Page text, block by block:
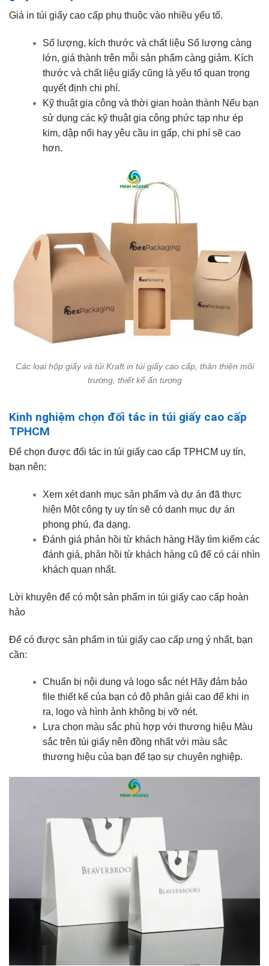
Giá in túi giấy cao cấp phụ thuộc vào nhiều yếu tố.
Số lượng, kích thước và chất liệu Số lượng càng
lớn, giá thành trên mỗi sản phẩm càng giảm. Kích
thước và chất liệu giấy cũng là yếu tố quan trọng
quyết định chi phí.
Kỹ thuật gia công và thời gian hoàn thành Nếu bạn
sử dụng các kỹ thuật gia công phức tạp như ép
kim, dập nổi hay yêu cầu in gấp, chi phí sẽ cao
hơn.
Các loại hộp giấy và túi Kraft in túi giấy cao cấp, thân thiện môi
trường, thiết kế ấn tượng
Kinh nghiệm chọn đối tác in túi giấy cao cấp
TPHCM
Để chọn được đối tác in túi giấy cao cấp TPHCM uy tín,
bạn nên:
Xem xét danh mục sản phẩm và dự án đã thực
hiện Một công ty uy tín sẽ có danh mục dự án
phong phú, đa dạng.
Đánh giá phản hồi từ khách hàng Hãy tìm kiếm các
đánh giá, phản hồi từ khách hàng cũ để có cái nhìn
khách quan nhất.
Lời khuyên để có một sản phẩm in túi giấy cao cấp hoàn
hảo
Để có được sản phẩm in túi giấy cao cấp ưng ý nhất, bạn
cần:
Chuẩn bị nội dung và logo sắc nét Hãy đảm bảo
file thiết kế của bạn có độ phân giải cao để khi in
ra, logo và hình ảnh không bị vỡ nét.
Lựa chọn màu sắc phù hợp với thương hiệu Màu
sắc trên túi giấy nên đồng nhất với màu sắc
thương hiệu của bạn để tạo sự chuyên nghiệp.